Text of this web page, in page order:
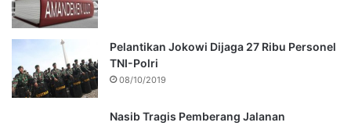
Pelantikan Jokowi Dijaga 27 Ribu Personel
TNI-Polri
08/10/2019
Nasib Tragis Pemberang Jalanan